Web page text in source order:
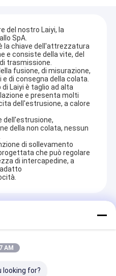
del nostro Laiyi, la
SpA.
la chiave dell'attrezzatura
e consiste della vite, del
trasmissione.
fusione, di misurazione,
di consegna della colata.
Laiyi è taglio ad alta
e presenta molti
dell'estrusione, a calore
dell'estrusione,
della non colata, nessun
di sollevamento
che può regolare
di intercapedine, a
AM
looking for?